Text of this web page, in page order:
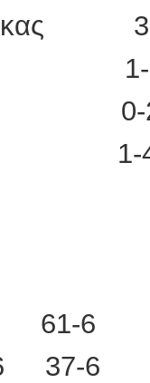
1-
0-
1-
61-6
37-6